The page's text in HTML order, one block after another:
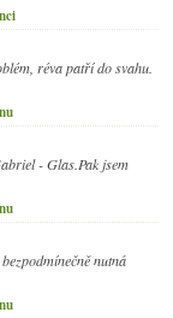
réva patří do svahu.
- Glas.Pak jsem
nutná